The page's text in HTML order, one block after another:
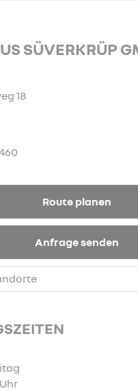
SÜVERKRÜP
18
Route planen
Anfrage senden